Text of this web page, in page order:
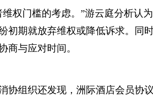
门槛的考虑。”游云庭分析认
初期就放弃维权或降低诉求。同
商与应对时间。
组织还发现，洲际酒店会员协